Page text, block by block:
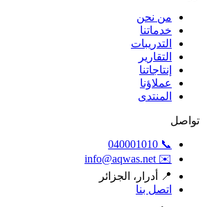
من نحن
خدماتنا
التدريبات
التقارير
إنتاجاتنا
عملاؤنا
المنتدى
تواصل
📞 040001010
✉️ info@aqwas.net
📍 أدرار، الجزائر
اتصل بنا